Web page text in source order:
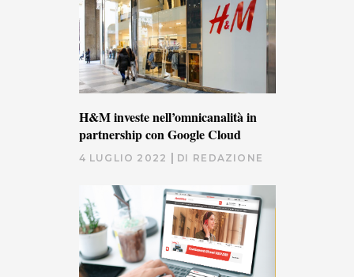
H&M investe nell’omnicanalità in
partnership con Google Cloud
4 LUGLIO 2022 DI REDAZIONE